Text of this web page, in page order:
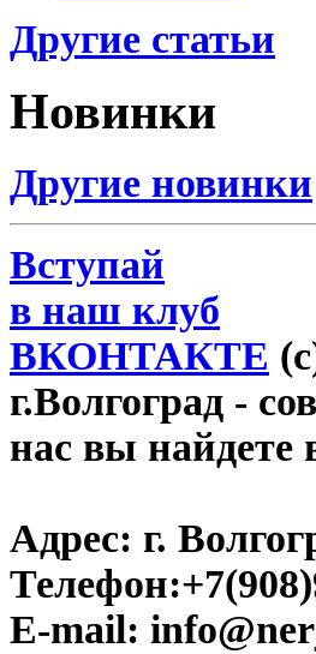
Другие статьи
Новинки
Другие новинки
Вступай
в наш клуб
ВКОНТАКТЕ
г.Волгоград -
нас вы найдете
Адрес: г.
Телефон:
E-mail: